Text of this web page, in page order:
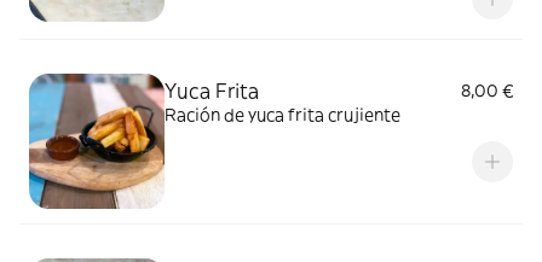
Yuca Frita
8,00 €
Ración de yuca frita crujiente